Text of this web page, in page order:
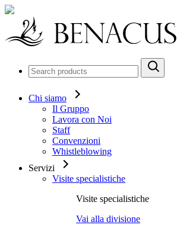
Chi siamo
Il Gruppo
Lavora con Noi
Staff
Convenzioni
Whistleblowing
Servizi
Visite specialistiche
Visite specialistiche
Vai alla divisione